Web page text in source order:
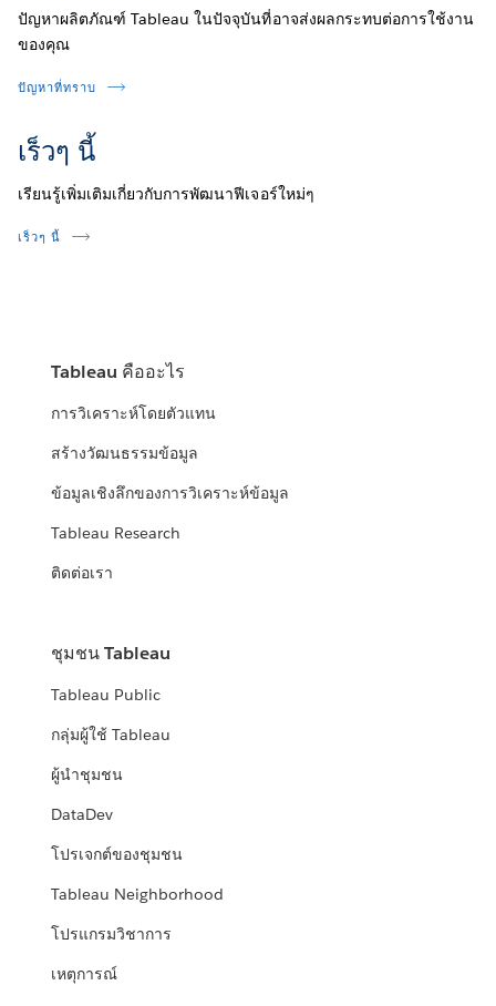
ปัญหาผลิตภัณฑ์ Tableau ในปัจจุบันที่อาจส่งผลกระทบต่อการใช้งาน
ของคุณ
ปัญหาที่ทราบ
เร็วๆ นี้
เรียนรู้เพิ่มเติมเกี่ยวกับการพัฒนาฟีเจอร์ใหม่ๆ
เร็วๆ นี้
Tableau คืออะไร
การวิเคราะห์โดยตัวแทน
สร้างวัฒนธรรมข้อมูล
ข้อมูลเชิงลึกของการวิเคราะห์ข้อมูล
Tableau Research
ติดต่อเรา
ชุมชน Tableau
Tableau Public
กลุ่มผู้ใช้ Tableau
ผู้นำชุมชน
DataDev
โปรเจกต์ของชุมชน
Tableau Neighborhood
โปรแกรมวิชาการ
เหตุการณ์